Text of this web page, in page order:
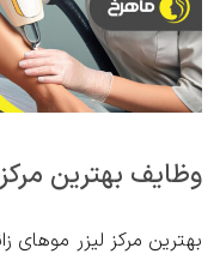
وظایف بهترین
بهترین مرکز لیزر موهای